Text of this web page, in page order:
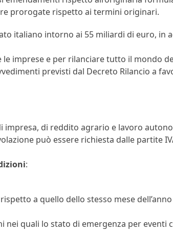
prorogate rispetto ai termini originari.
italiano intorno ai 55 miliardi di euro, in
le imprese e per rilanciare tutto il mondo
previsti dal Decreto Rilancio a
di reddito agrario e lavoro
può essere richiesta dalle partite
:
a quello dello stesso mese
quali lo stato di emergenza per eventi